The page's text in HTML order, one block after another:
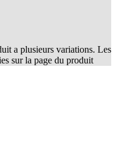
a plusieurs variations. Les
sur la page du produit